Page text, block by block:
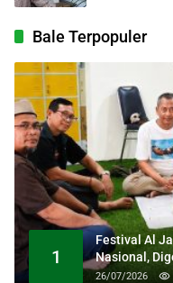
Bale Terpopuler
1
Festival Al
Nasional,
Masjid Raya
26/07/2026